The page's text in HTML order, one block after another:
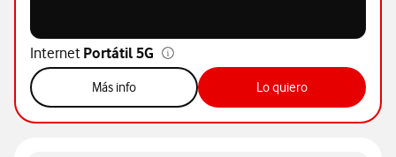
Internet Portátil 5G
Más info Lo quierosobre internet